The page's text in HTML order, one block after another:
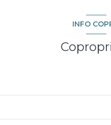
INFO